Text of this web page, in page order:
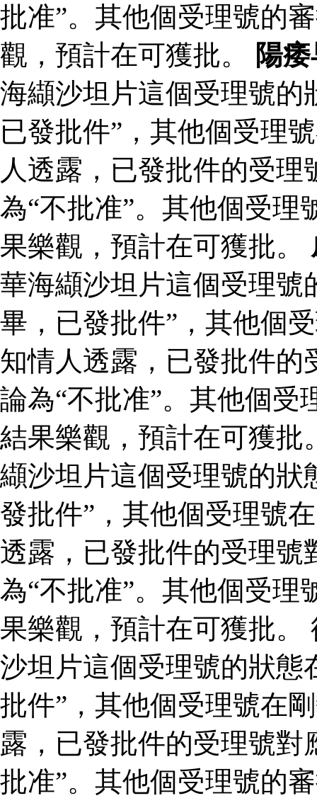
批准”。其他個受理號的
觀，預計在可獲批。
陽
海纈沙坦片這個受理號的
已發批件”，其他個受理
人透露，已發批件的受
為“不批准”。其他個受理
果樂觀，預計在可獲批。
華海纈沙坦片這個受理號
畢，已發批件”，其他個
知情人透露，已發批件的
論為“不批准”。其他個受
結果樂觀，預計在可獲批
纈沙坦片這個受理號的狀
發批件”，其他個受理號
透露，已發批件的受理號
為“不批准”。其他個受理
果樂觀，預計在可獲批。
沙坦片這個受理號的狀態
批件”，其他個受理號在
露，已發批件的受理號對
批准”。其他個受理號的